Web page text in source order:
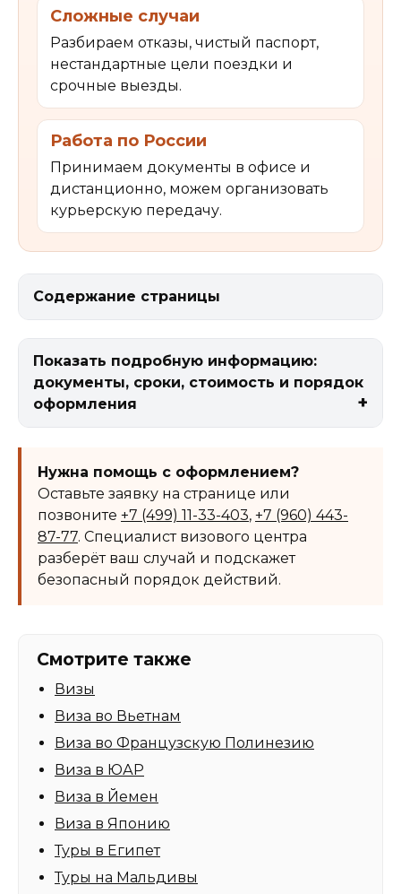
Сложные случаи
Разбираем отказы, чистый паспорт,
нестандартные цели поездки и
срочные выезды.
Работа по России
Принимаем документы в офисе и
дистанционно, можем организовать
курьерскую передачу.
Содержание страницы
Показать подробную информацию:
документы, сроки, стоимость и порядок
оформления
Нужна помощь с оформлением?
Оставьте заявку на странице или
позвоните +7 (499) 11-33-403, +7 (960) 443-
87-77. Специалист визового центра
разберёт ваш случай и подскажет
безопасный порядок действий.
Смотрите также
Визы
Виза во Вьетнам
Виза во Французскую Полинезию
Виза в ЮАР
Виза в Йемен
Виза в Японию
Туры в Египет
Туры на Мальдивы